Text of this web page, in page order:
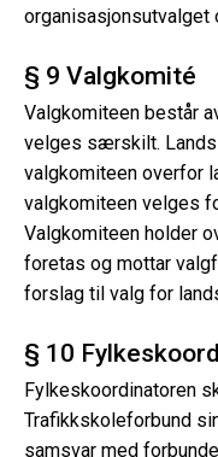
organisasjonsutvalget
§ 9 Valgkomité
Valgkomiteen består
velges særskilt.
valgkomiteen overfor
valgkomiteen velges
Valgkomiteen holder
foretas og mottar
forslag til valg for
§ 10
Fylkeskoordinatoren
Trafikkskoleforbund
samsvar med